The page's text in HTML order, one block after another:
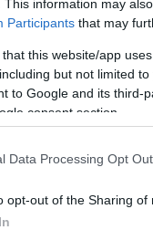
This information may
Participants that may
that this website/app
but not limited
to Google and its third-
consent section.
Data Processing Opt
opt-out of the Sharing of
αλήθεια ότι η
να
(π.χ.
αλήθεια είναι
συναδέλφων
το Οικονομικό
εκπαιδευτικοί
λαθών.